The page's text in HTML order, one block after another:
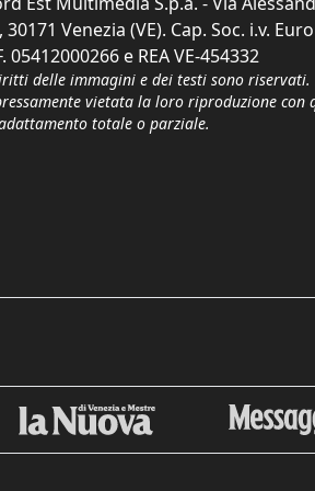
30171 Venezia (VE). Cap. Soc. i.v.
05412000266 e REA VE-454332
delle immagini e dei testi sono riservati.
vietata la loro riproduzione con
totale o parziale.